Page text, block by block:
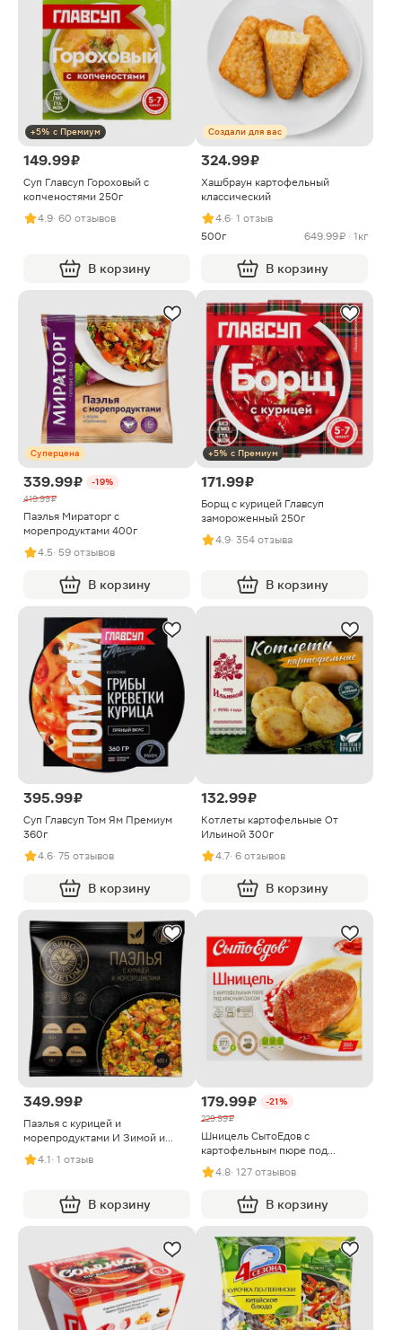
+5% с Премиум
149.99 ₽
Суп Главсуп Гороховый с
копченостями 250г
4.9· 60 отзывов
В корзину
Создали для вас
324.99 ₽
Хашбраун картофельный
классический
4.6· 1 отзыв
500г
649.99 ₽ · 1кг
В корзину
Суперцена
339.99 ₽
-19%
419.99 ₽
Паэлья Мираторг с
морепродуктами 400г
4.5· 59 отзывов
В корзину
+5% с Премиум
171.99 ₽
Борщ с курицей Главсуп
замороженный 250г
4.9· 354 отзыва
В корзину
395.99 ₽
Суп Главсуп Том Ям Премиум
360г
4.6· 75 отзывов
В корзину
132.99 ₽
Котлеты картофельные От
Ильиной 300г
4.7· 6 отзывов
В корзину
349.99 ₽
Паэлья с курицей и
морепродуктами И Зимой и
Летом 400г
4.1· 1 отзыв
В корзину
179.99 ₽
-21%
229.99 ₽
Шницель СытоЕдов с
картофельным пюре под
красным соусом замороженный
350г
4.8· 127 отзывов
В корзину